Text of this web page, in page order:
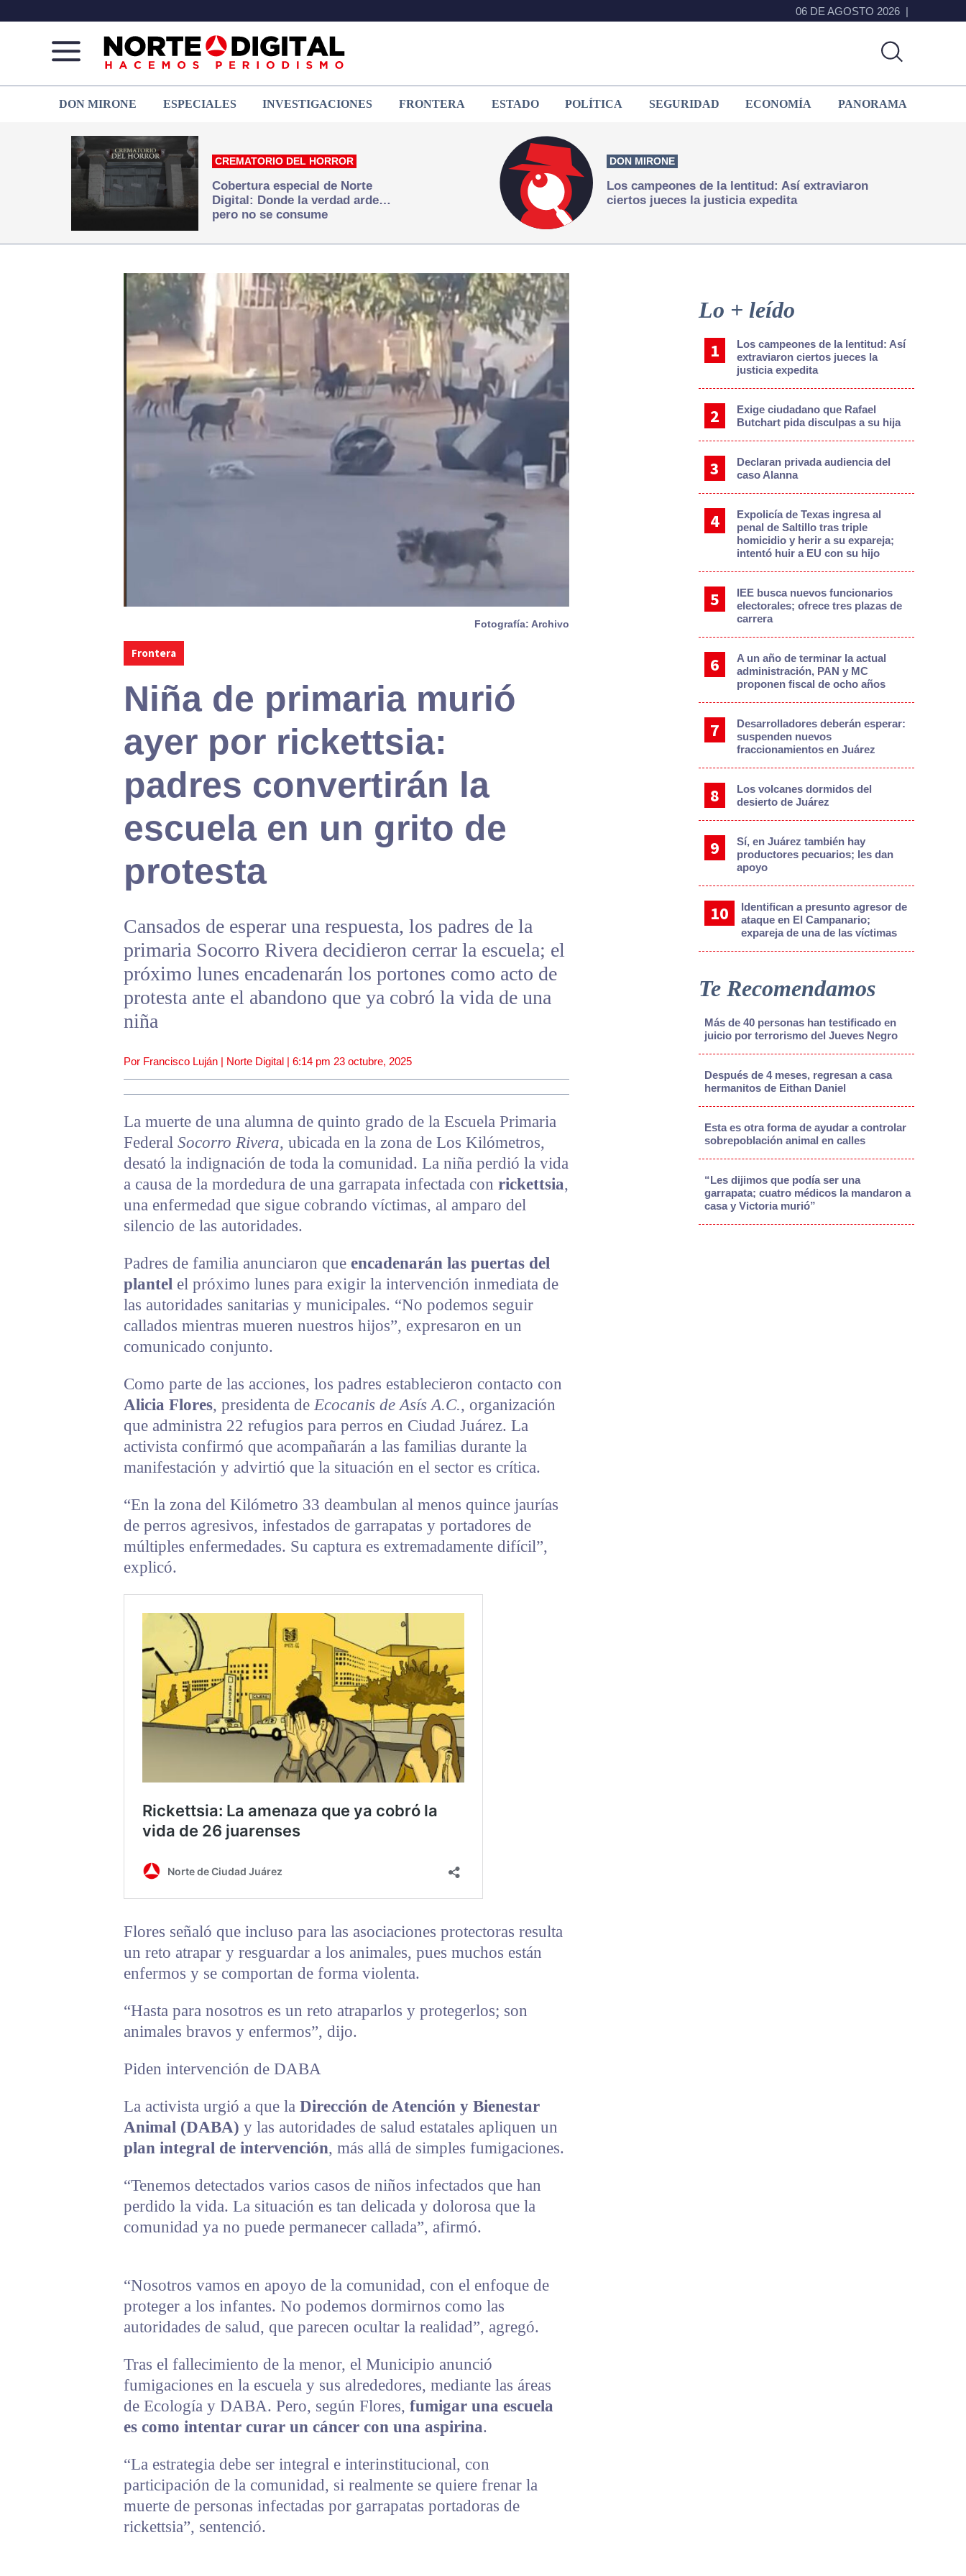
06 DE AGOSTO 2026
de
Juárez
que
hacemos periodismo
DON MIRONE ESPECIALES INVESTIGACIONES FRONTERA ESTADO POLÍTICA SEGURIDAD ECONOMÍA PANORAMA
CREMATORIO DEL HORROR
Cobertura especial de Norte
Digital: Donde la verdad arde…
pero no se consume
DON MIRONE
Los campeones de la lentitud: Así extraviaron
ciertos jueces la justicia expedita
Fotografía: Archivo
Frontera
Niña de primaria murió
ayer por rickettsia:
padres convertirán la
escuela en un grito de
protesta
Cansados de esperar una respuesta, los padres de la
primaria Socorro Rivera decidieron cerrar la escuela; el
próximo lunes encadenarán los portones como acto de
protesta ante el abandono que ya cobró la vida de una
niña
Por Francisco Luján | Norte Digital | 6:14 pm 23 octubre, 2025
La muerte de una alumna de quinto grado de la Escuela Primaria
Federal Socorro Rivera, ubicada en la zona de Los Kilómetros,
desató la indignación de toda la comunidad. La niña perdió la vida
a causa de la mordedura de una garrapata infectada con rickettsia,
una enfermedad que sigue cobrando víctimas, al amparo del
silencio de las autoridades.
Padres de familia anunciaron que encadenarán las puertas del
plantel el próximo lunes para exigir la intervención inmediata de
las autoridades sanitarias y municipales. “No podemos seguir
callados mientras mueren nuestros hijos”, expresaron en un
comunicado conjunto.
Como parte de las acciones, los padres establecieron contacto con
Alicia Flores, presidenta de Ecocanis de Asís A.C., organización
que administra 22 refugios para perros en Ciudad Juárez. La
activista confirmó que acompañarán a las familias durante la
manifestación y advirtió que la situación en el sector es crítica.
“En la zona del Kilómetro 33 deambulan al menos quince jaurías
de perros agresivos, infestados de garrapatas y portadores de
múltiples enfermedades. Su captura es extremadamente difícil”,
explicó.
Flores señaló que incluso para las asociaciones protectoras resulta
un reto atrapar y resguardar a los animales, pues muchos están
enfermos y se comportan de forma violenta.
“Hasta para nosotros es un reto atraparlos y protegerlos; son
animales bravos y enfermos”, dijo.
Piden intervención de DABA
La activista urgió a que la Dirección de Atención y Bienestar
Animal (DABA) y las autoridades de salud estatales apliquen un
plan integral de intervención, más allá de simples fumigaciones.
“Tenemos detectados varios casos de niños infectados que han
perdido la vida. La situación es tan delicada y dolorosa que la
comunidad ya no puede permanecer callada”, afirmó.
“Nosotros vamos en apoyo de la comunidad, con el enfoque de
proteger a los infantes. No podemos dormirnos como las
autoridades de salud, que parecen ocultar la realidad”, agregó.
Tras el fallecimiento de la menor, el Municipio anunció
fumigaciones en la escuela y sus alrededores, mediante las áreas
de Ecología y DABA. Pero, según Flores, fumigar una escuela
es como intentar curar un cáncer con una aspirina.
“La estrategia debe ser integral e interinstitucional, con
participación de la comunidad, si realmente se quiere frenar la
muerte de personas infectadas por garrapatas portadoras de
rickettsia”, sentenció.
Sidebar
Lo + leído
Los campeones de la lentitud: Así
extraviaron ciertos jueces la
justicia expedita
Exige ciudadano que Rafael
Butchart pida disculpas a su hija
Declaran privada audiencia del
caso Alanna
Expolicía de Texas ingresa al
penal de Saltillo tras triple
homicidio y herir a su expareja;
intentó huir a EU con su hijo
IEE busca nuevos funcionarios
electorales; ofrece tres plazas de
carrera
A un año de terminar la actual
administración, PAN y MC
proponen fiscal de ocho años
Desarrolladores deberán esperar:
suspenden nuevos
fraccionamientos en Juárez
Los volcanes dormidos del
desierto de Juárez
Sí, en Juárez también hay
productores pecuarios; les dan
apoyo
Identifican a presunto agresor de
ataque en El Campanario;
expareja de una de las víctimas
Te Recomendamos
Más de 40 personas han testificado en
juicio por terrorismo del Jueves Negro
Después de 4 meses, regresan a casa
hermanitos de Eithan Daniel
Esta es otra forma de ayudar a controlar
sobrepoblación animal en calles
“Les dijimos que podía ser una
garrapata; cuatro médicos la mandaron a
casa y Victoria murió”